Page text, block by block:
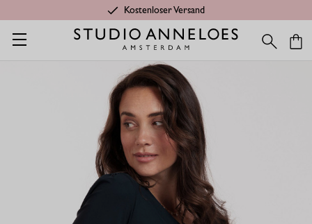
Kostenloser Versand
Startseite Ambitious gift Umstandsmode Langarmshirt -